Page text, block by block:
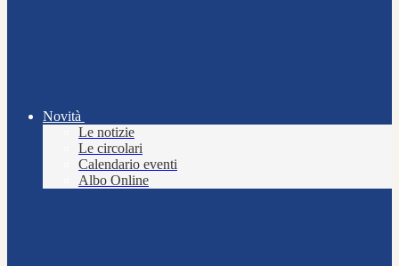
Novità
Le notizie
Le circolari
Calendario eventi
Albo Online